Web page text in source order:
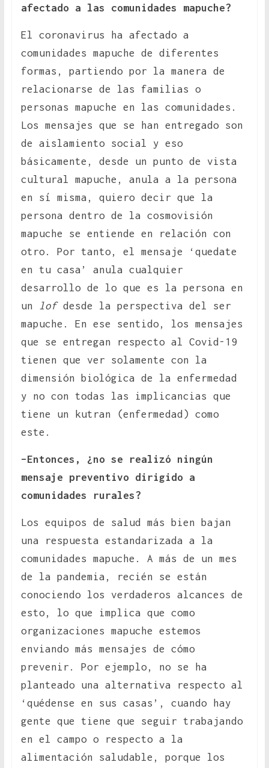
afectado a las comunidades mapuche?
El coronavirus ha afectado a
comunidades mapuche de diferentes
formas, partiendo por la manera de
relacionarse de las familias o
personas mapuche en las comunidades.
Los mensajes que se han entregado son
de aislamiento social y eso
básicamente, desde un punto de vista
cultural mapuche, anula a la persona
en sí misma, quiero decir que la
persona dentro de la cosmovisión
mapuche se entiende en relación con
otro. Por tanto, el mensaje ‘quedate
en tu casa’ anula cualquier
desarrollo de lo que es la persona en
un
lofdesde la perspectiva del ser
mapuche. En ese sentido, los mensajes
que se entregan respecto al Covid-19
tienen que ver solamente con la
dimensión biológica de la enfermedad
y no con todas las implicancias que
tiene un kutran (enfermedad) como
este.
–Entonces, ¿no se realizó ningún
mensaje preventivo dirigido a
comunidades rurales?
Los equipos de salud más bien bajan
una respuesta estandarizada a la
comunidades mapuche. A más de un mes
de la pandemia, recién se están
conociendo los verdaderos alcances de
esto, lo que implica que como
organizaciones mapuche estemos
enviando más mensajes de cómo
prevenir. Por ejemplo, no se ha
planteado una alternativa respecto al
‘quédense en sus casas’, cuando hay
gente que tiene que seguir trabajando
en el campo o respecto a la
alimentación saludable, porque los